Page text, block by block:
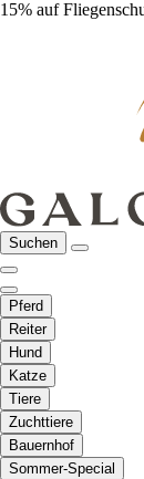
15% auf
Suchen
Pferd
Reiter
Hund
Katze
Tiere
Zuchttiere
Bauernhof
Sommer-Special